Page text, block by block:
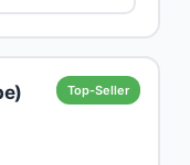
Top-Seller